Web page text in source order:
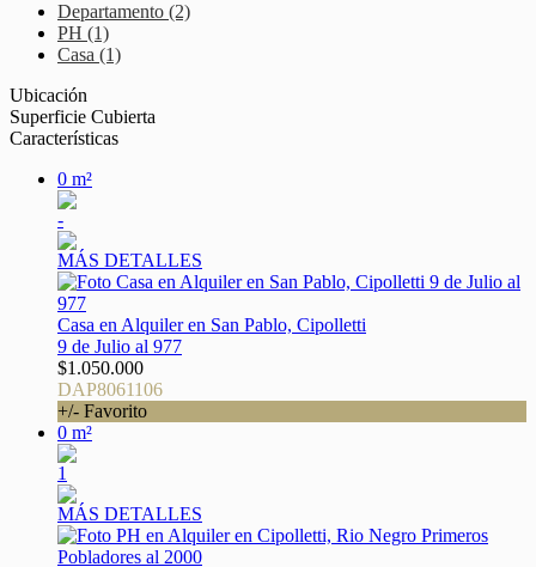
Departamento (2)
PH (1)
Casa (1)
Ubicación
Superficie Cubierta
Características
0 m²
-
MÁS DETALLES
Casa en Alquiler en San Pablo, Cipolletti
9 de Julio al 977
$1.050.000
DAP8061106
+/- Favorito
0 m²
1
MÁS DETALLES